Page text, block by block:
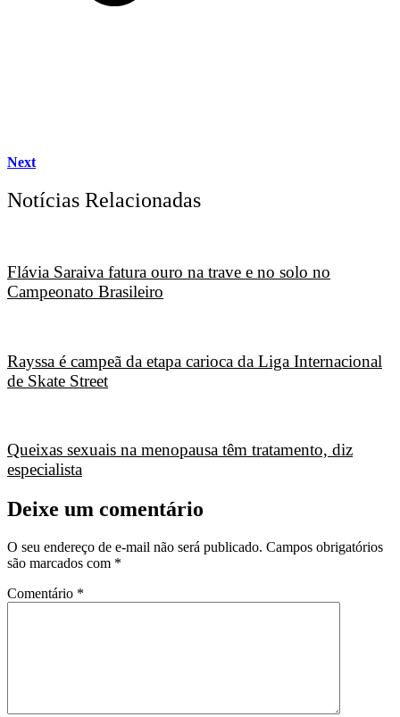
Next
Notícias Relacionadas
Flávia Saraiva fatura ouro na trave e no solo no
Campeonato Brasileiro
Rayssa é campeã da etapa carioca da Liga Internacional
de Skate Street
Queixas sexuais na menopausa têm tratamento, diz
especialista
Deixe um comentário
O seu endereço de e-mail não será publicado. Campos obrigatórios
são marcados com *
Comentário *